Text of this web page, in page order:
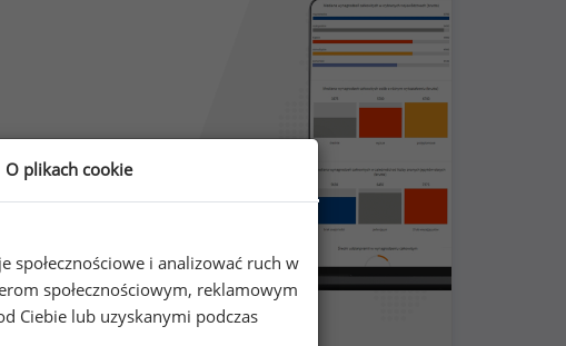
O plikach cookie
i analizować ruch w
społecznościowym, reklamowym
Ciebie lub uzyskanymi podczas